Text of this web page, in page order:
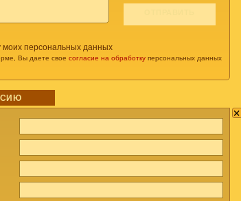
моих персональных данных
Вы даете свое согласие на обработку персональных данных
×